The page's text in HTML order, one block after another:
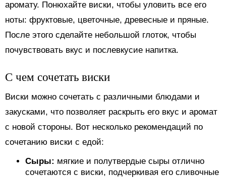
аромату. Понюхайте виски, чтобы уловить все его
ноты: фруктовые, цветочные, древесные и пряные.
После этого сделайте небольшой глоток, чтобы
почувствовать вкус и послевкусие напитка.
С чем сочетать виски
Виски можно сочетать с различными блюдами и
закусками, что позволяет раскрыть его вкус и аромат
с новой стороны. Вот несколько рекомендаций по
сочетанию виски с едой:
Сыры: мягкие и полутвердые сыры отлично
сочетаются с виски, подчеркивая его сливочные